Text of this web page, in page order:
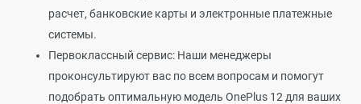
расчет, банковские карты и электронные платежные
системы.
Первоклассный сервис: Наши менеджеры
проконсультируют вас по всем вопросам и помогут
подобрать оптимальную модель OnePlus 12 для ваших